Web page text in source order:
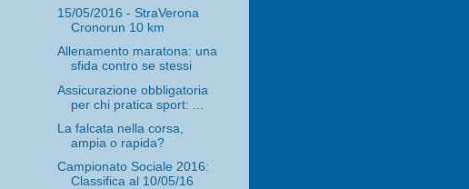
15/05/2016 - StraVerona
Cronorun 10 km
Allenamento maratona: una
sfida contro se stessi
Assicurazione obbligatoria
per chi pratica sport: ...
La falcata nella corsa,
ampia o rapida?
Campionato Sociale 2016:
Classifica al 10/05/16